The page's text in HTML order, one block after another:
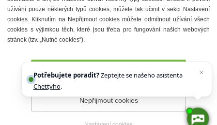
Městské muzeum a galerie
Denní meníčka
Prohlášení o přístupnosti Správce webu
užívání pouze některých typů cookies, můžete tak učinit v sekci Nastavení
cookies. Kliknutím na Nepřijmout cookies můžete odmítnout užívání všech
cookies s výjimkou těch, které jsou třeba pro fungování našich webových
stránek (tzv. „Nutné cookies“).
Přijmout všechny cookies
Nepřijmout cookies
Potřebujete poradit?Zeptejte se našeho asistenta
Chettyho.